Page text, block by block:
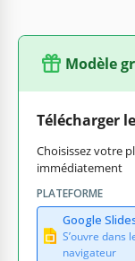
Modèle
Télécharger
Choisissez votre
immédiatement
PLATEFORME
Google
S’ouvre dans
navigateur